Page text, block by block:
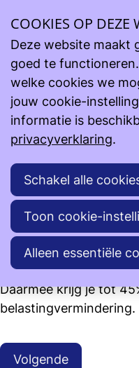
Steun onze projecten
Projecten - Donatie
Welk fonds wil jij
Hoeveel wil jij doneren?
€ 20,00
€ 40,00
€ 50,00
€ 75,00
€ 100,00
Anders, nl: €
Voor een gift vanaf 40
fiscaal attest.
Daarmee krijg je tot
belastingvermindering.
Volgende
COOKIES OP DEZE
Deze website maakt
goed te
welke cookies we
jouw cookie-
informatie is
privacyverklaring.
Schakel alle
Toon cookie-
Alleen essentiële